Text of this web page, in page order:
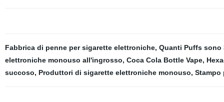
Fabbrica di penne per sigarette elettroniche, Quanti Puffs sono
elettroniche monouso all'ingrosso, Coca Cola Bottle Vape,
succoso, Produttori di sigarette elettroniche monouso, Stampo